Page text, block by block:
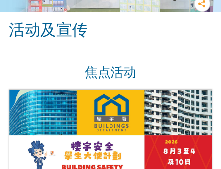
活动及宣传
焦点活动